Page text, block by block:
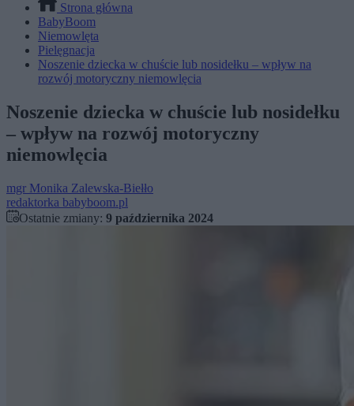
Strona główna
BabyBoom
Niemowlęta
Pielęgnacja
Noszenie dziecka w chuście lub nosidełku – wpływ na
rozwój motoryczny niemowlęcia
Noszenie dziecka w chuście lub nosidełku
– wpływ na rozwój motoryczny
niemowlęcia
mgr Monika Zalewska-Biełło
redaktorka babyboom.pl
Ostatnie zmiany: 9 października 2024